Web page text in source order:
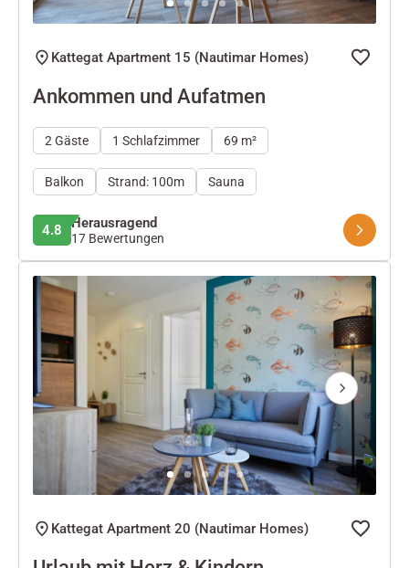
Kattegat Apartment 15 (Nautimar Homes)
Ankommen und Aufatmen
2 Gäste 1 Schlafzimmer 69 m²
Balkon Strand: 100m Sauna
4.8 Herausragend
17 Bewertungen
Next
Kattegat Apartment 20 (Nautimar Homes)